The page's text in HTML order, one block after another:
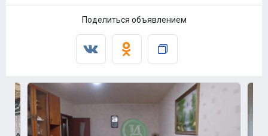
Поделиться объявлением